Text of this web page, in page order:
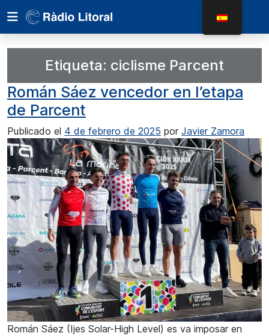
Etiqueta: ciclisme Parcent
Román Sáez vencedor en l’etapa
de Parcent
Publicado el 4 de febrero de 2025 por Javier Zamora
Román Sáez (Ijes Solar-High Level) es va imposar en